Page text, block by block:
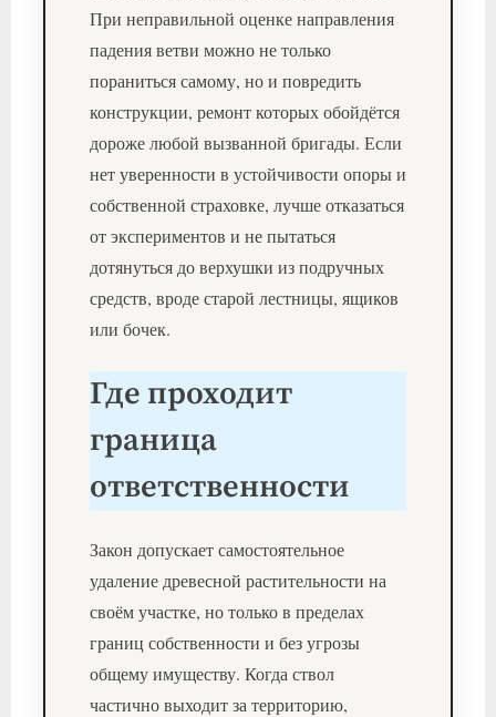
При неправильной оценке направления
падения ветви можно не только
пораниться самому, но и повредить
конструкции, ремонт которых обойдётся
дороже любой вызванной бригады. Если
нет уверенности в устойчивости опоры и
собственной страховке, лучше отказаться
от экспериментов и не пытаться
дотянуться до верхушки из подручных
средств, вроде старой лестницы, ящиков
или бочек.
Где проходит
граница
ответственности
Закон допускает самостоятельное
удаление древесной растительности на
своём участке, но только в пределах
границ собственности и без угрозы
общему имуществу. Когда ствол
частично выходит за территорию,